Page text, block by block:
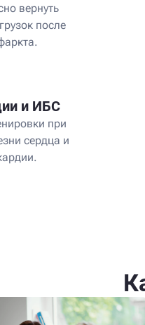
вернуть
после
и ИБС
при
сердца и